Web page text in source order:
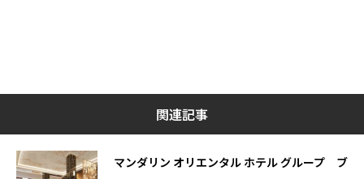
関連記事
マンダリン オリエンタル ホテル グループ ブ